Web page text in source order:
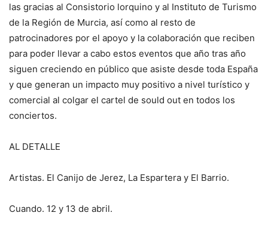
las gracias al Consistorio lorquino y al Instituto de Turismo
de la Región de Murcia, así como al resto de
patrocinadores por el apoyo y la colaboración que reciben
para poder llevar a cabo estos eventos que año tras año
siguen creciendo en público que asiste desde toda España
y que generan un impacto muy positivo a nivel turístico y
comercial al colgar el cartel de sould out en todos los
conciertos.
AL DETALLE
Artistas. El Canijo de Jerez, La Espartera y El Barrio.
Cuando. 12 y 13 de abril.